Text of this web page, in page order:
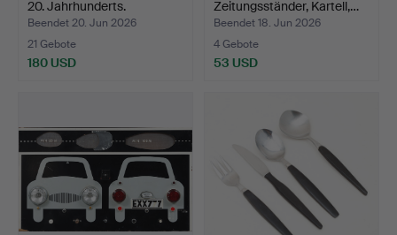
20. Jahrhunderts.
Beendet 20. Jun 2026
21 Gebote
180 USD
Zeitungsständer, Kartell,…
Beendet 18. Jun 2026
4 Gebote
53 USD